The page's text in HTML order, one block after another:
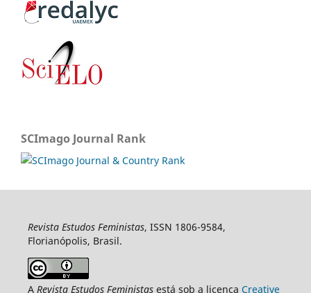
SCImago Journal Rank
Revista Estudos Feministas, ISSN 1806-9584,
Florianópolis, Brasil.
A Revista Estudos Feministasestá sob a licença Creative